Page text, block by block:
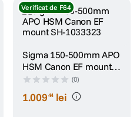
Verificat de F64
Sigma 150-500mm APO
HSM Canon EF mount
SH-1033323(0)
1.00944 lei